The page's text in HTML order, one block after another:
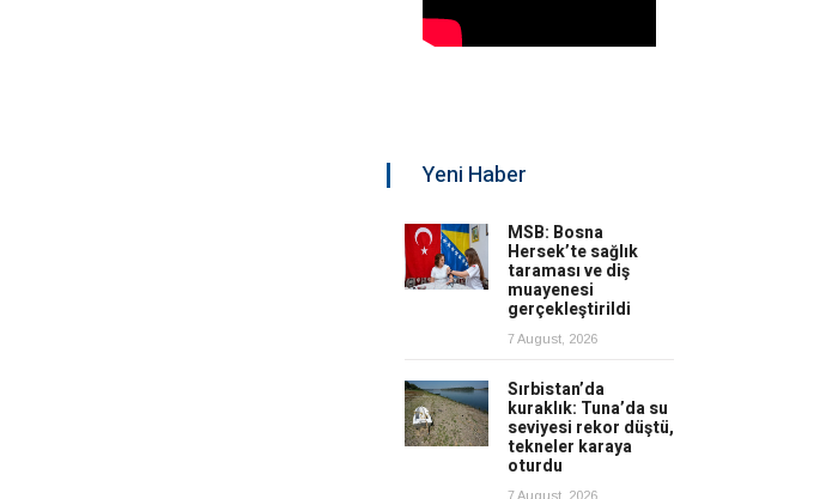
Yeni Haber
MSB: Bosna
Hersek’te sağlık
taraması ve diş
muayenesi
gerçekleştirildi
7 August, 2026
Sırbistan’da
kuraklık: Tuna’da su
seviyesi rekor düştü,
tekneler karaya
oturdu
7 August, 2026